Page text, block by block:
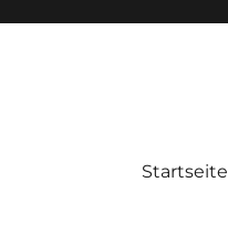
Startseite